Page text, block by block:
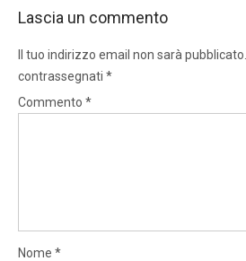
Lascia un commento
Il tuo indirizzo email non sarà pubblicato.
contrassegnati *
Commento *
Nome *